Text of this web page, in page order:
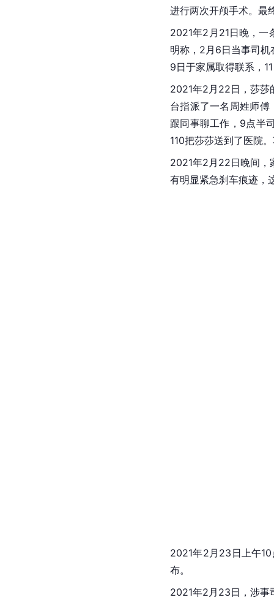
进行两次开颅手术。最
2021年2月21日晚，一
明称，2月6日当事司
9日于家属取得联系，
2021年2月22日，莎莎
台指派了一名 周姓师傅
跟同事聊工作，9点半
110把莎莎送到了医院
2021年2月22日晚间，
有明显紧急刹车痕迹，
2021年2月23日上午
布。
2021年2月23日，涉事